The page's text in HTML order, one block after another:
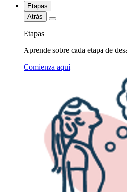
Etapas
Atrás
Etapas
Aprende sobre cada etapa de
Comienza aquí